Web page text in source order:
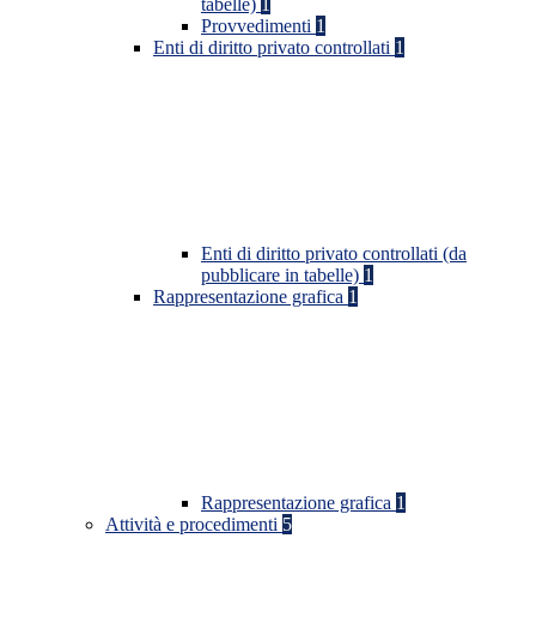
tabelle) 1
Provvedimenti 1
Enti di diritto privato controllati 1
Enti di diritto privato controllati (da
pubblicare in tabelle) 1
Rappresentazione grafica 1
Rappresentazione grafica 1
Attività e procedimenti 5